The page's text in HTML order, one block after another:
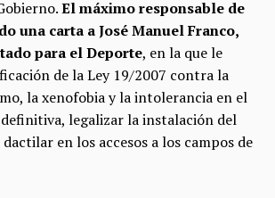
El máximo responsable de
una carta a José Manuel Franco,
para el Deporte, en la que le
de la Ley 19/2007 contra la
la xenofobia y la intolerancia en el
legalizar la instalación del
en los accesos a los campos de